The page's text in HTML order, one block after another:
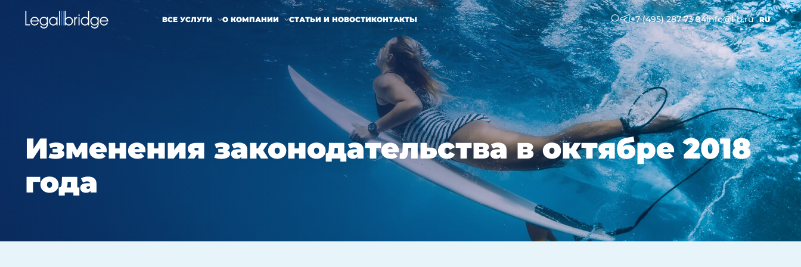
ВСЕ УСЛУГИ О КОМПАНИИ СТАТЬИ И НОВОСТИКОНТАКТЫ +7 (495) 287 73 94info@l-b.ru RU
Изменения законодательства в октябре 2018
года